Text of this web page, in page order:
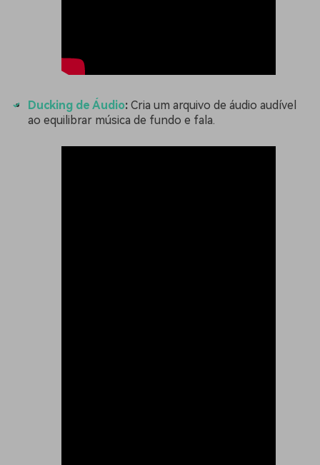
Ducking de Áudio: Cria um arquivo de áudio audível
ao equilibrar música de fundo e fala.